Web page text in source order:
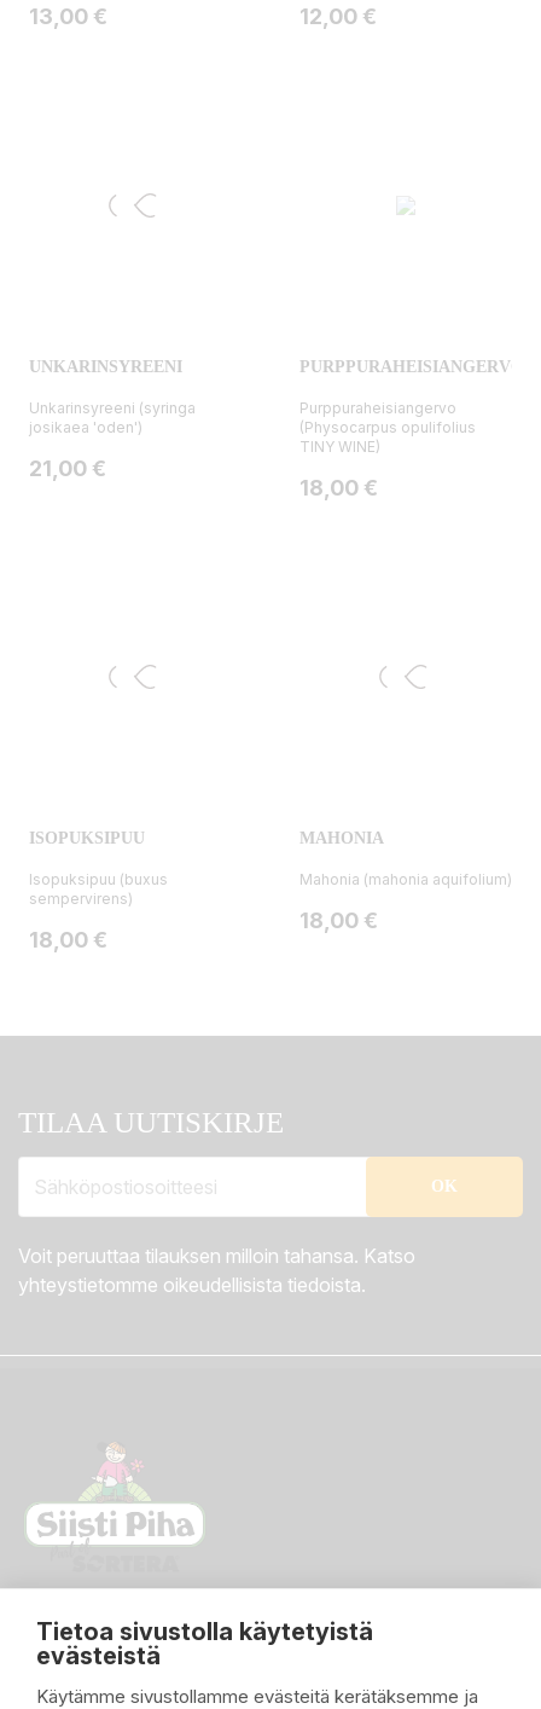
Tietoa sivustolla käytetyistä
evästeistä
Käytämme sivustollamme evästeitä kerätäksemme ja
Hinta
13,00 € Hinta
12,00 €
UNKARINSYREENI
Unkarinsyreeni (syringa
josikaea 'oden')
Hinta
21,00 €
PURPPURAHEISIANGERVO
Purppuraheisiangervo
(Physocarpus opulifolius
TINY WINE)
Hinta
18,00 €
ISOPUKSIPUU
Isopuksipuu (buxus
sempervirens)
Hinta
18,00 €
MAHONIA
Mahonia (mahonia aquifolium)
Hinta
18,00 €
TILAA UUTISKIRJE
Voit peruuttaa tilauksen milloin tahansa. Katso
yhteystietomme oikeudellisista tiedoista.